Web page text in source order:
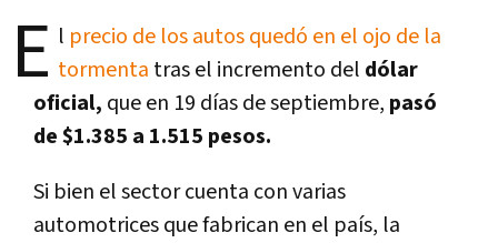
E l precio de los autos quedó en el ojo de la
tormenta tras el incremento del dólar
oficial, que en 19 días de septiembre, pasó
de $1.385 a 1.515 pesos.
Si bien el sector cuenta con varias
automotrices que fabrican en el país, la